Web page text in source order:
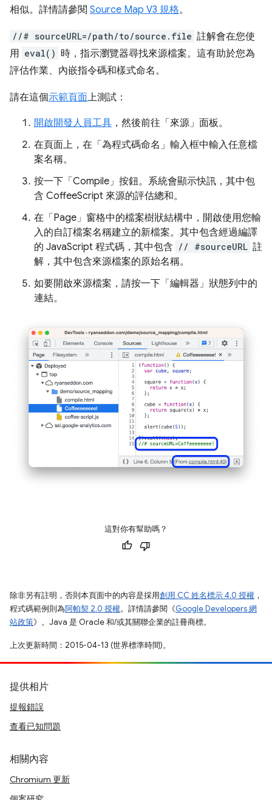
相似。詳情請參閱 Source Map V3 規格。
//# sourceURL=/path/to/source.file 註解會在您使
用 eval() 時，指示瀏覽器尋找來源檔案。這有助於您為
評估作業、內嵌指令碼和樣式命名。
請在這個示範頁面上測試：
開啟開發人員工具 ，然後前往「來源」 面板。
在頁面上，在「為程式碼命名」 輸入框中輸入任意檔
案名稱。
按一下「Compile」 按鈕。系統會顯示快訊，其中包
含 CoffeeScript 來源的評估總和。
在「Page」 窗格中的檔案樹狀結構中，開啟使用您輸
入的自訂檔案名稱建立的新檔案。其中包含經過編譯
的 JavaScript 程式碼，其中包含 // #sourceURL 註
解，其中包含來源檔案的原始名稱。
如要開啟來源檔案，請按一下「編輯器」 狀態列中的
連結。
這對你有幫助嗎？
除非另有註明，否則本頁面中的內容是採用創用 CC 姓名標示 4.0 授權 ，
程式碼範例則為阿帕契 2.0 授權。詳情請參閱《Google Developers 網
站政策》。Java 是 Oracle 和/或其關聯企業的註冊商標。
上次更新時間：2015-04-13 (世界標準時間)。
提供相片
提報錯誤
查看已知問題
相關內容
Chromium 更新